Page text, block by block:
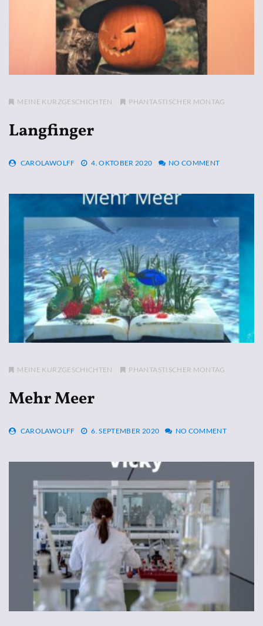
MEINE KURZGESCHICHTEN PHANTASTISCHER MONTAG
Langfinger
CAROLAWOLFF 4. OKTOBER 2020 NO COMMENT
MEINE KURZGESCHICHTEN PHANTASTISCHER MONTAG
Mehr Meer
CAROLAWOLFF 6. SEPTEMBER 2020 NO COMMENT